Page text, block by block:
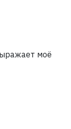
моё